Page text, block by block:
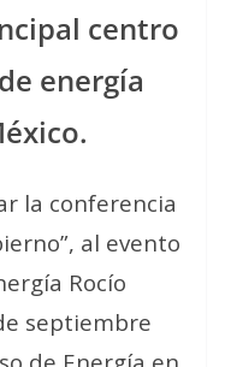
centro
energía
la conferencia
al evento
Rocío
septiembre